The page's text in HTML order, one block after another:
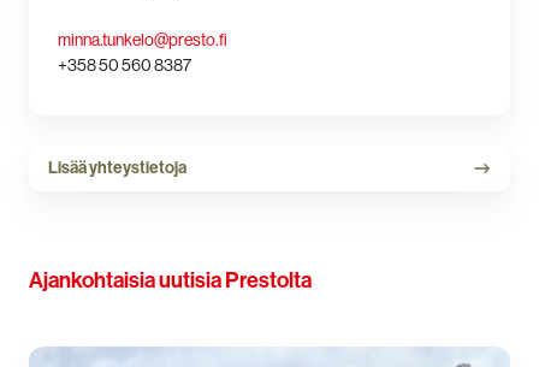
minna.tunkelo@presto.fi
+358 50 560 8387
Lisää yhteystietoja
Lisää
yhteystietoja
Ajankohtaisia uutisia Prestolta
Presto